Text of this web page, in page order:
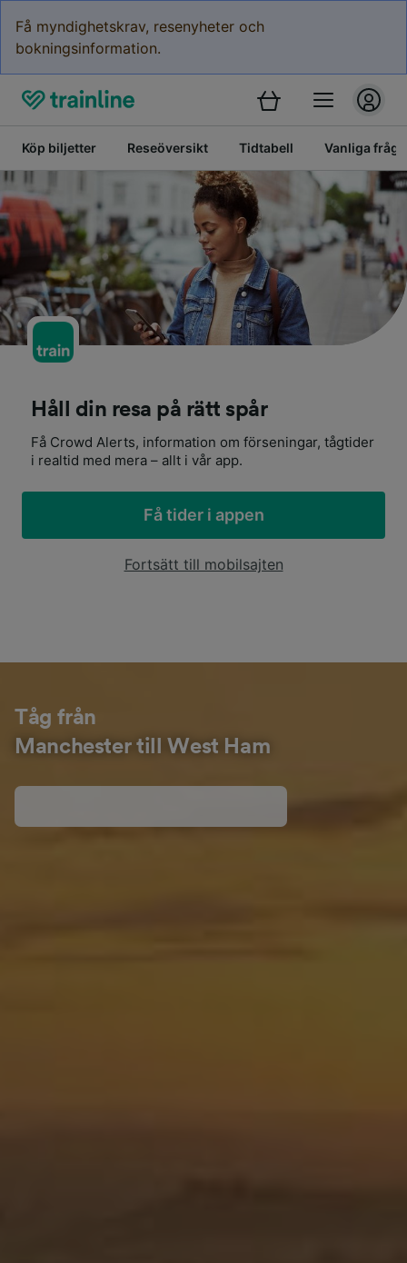
Få myndighetskrav, resenyheter och
bokningsinformation.
Köp biljetter Reseöversikt Tidtabell Vanliga
Håll din resa på rätt spår
Få Crowd Alerts, information om förseningar, tågtider
i realtid med mera – allt i vår app.
Få tider i appen
Fortsätt till mobilsajten
Tåg från
Manchester till West Ham